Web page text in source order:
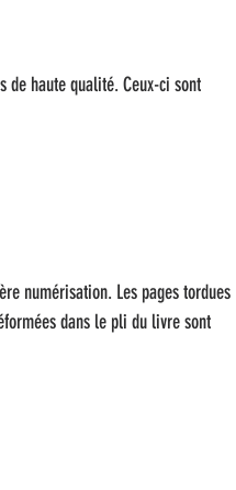
de haute qualité. Ceux-ci sont
numérisation. Les pages tordues
dans le pli du livre sont